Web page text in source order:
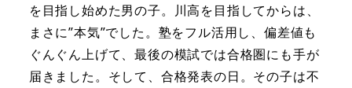
を目指し始めた男の子。川高を目指してからは、
まさに”本気”でした。塾をフル活用し、偏差値も
ぐんぐん上げて、最後の模試では合格圏にも手が
届きました。そして、合格発表の日。その子は不